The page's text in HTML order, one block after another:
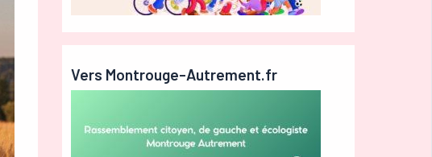
Vers Montrouge-Autrement.fr